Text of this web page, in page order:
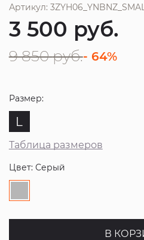
Артикул:
3 500 руб.
9 850 руб.- 64%
Размер:
L
Таблица размеров
Цвет: Серый
В